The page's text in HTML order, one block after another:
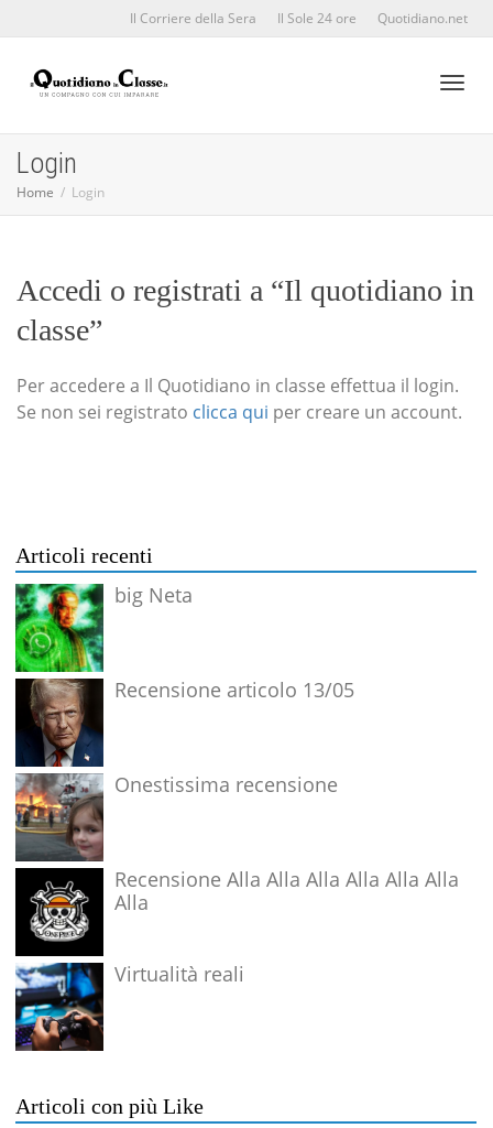
Il Corriere della Sera Il Sole 24 ore Quotidiano.net
Login
Home Login
Accedi o registrati a “Il quotidiano in
classe”
Per accedere a Il Quotidiano in classe effettua il login.
Se non sei registrato clicca qui per creare un account.
Articoli recenti
big Neta
Recensione articolo 13/05
Onestissima recensione
Recensione Alla Alla Alla Alla Alla Alla
Alla
Virtualità reali
Articoli con più Like